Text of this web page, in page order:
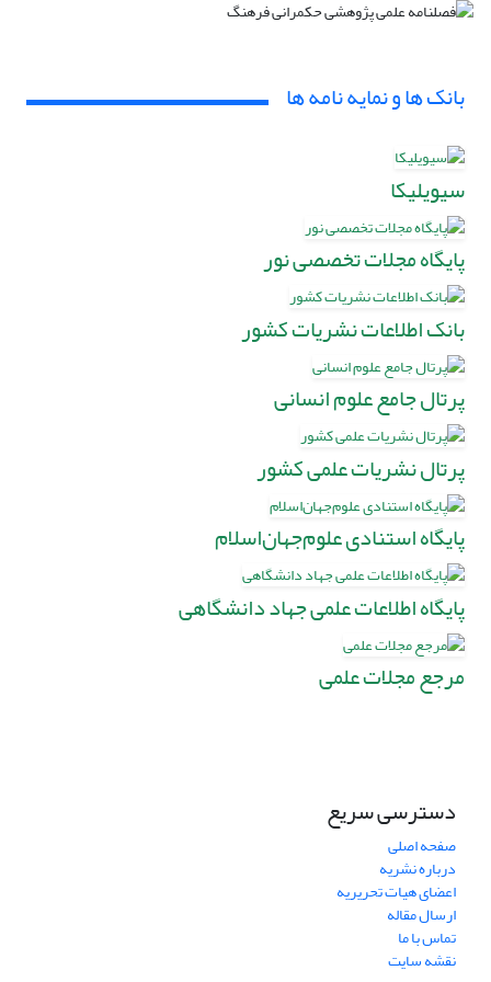
بانک ها و نمایه نامه ها
سیویلیکا
پایگاه مجلات تخصصی نور
بانک اطلاعات نشریات کشور
پرتال جامع علوم انسانی
پرتال نشریات علمی کشور
پایگاه استنادی علوم‌جهان‌اسلام
پایگاه‌ اطلاعات‌ علمی‌ جهاد دانشگاهی
مرجع مجلات علمی
دسترسی سریع
صفحه اصلی
درباره نشریه
اعضای هیات تحریریه
ارسال مقاله
تماس با ما
نقشه سایت